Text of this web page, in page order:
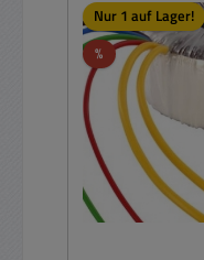
Nur 1 auf Lager!
%Rabatt